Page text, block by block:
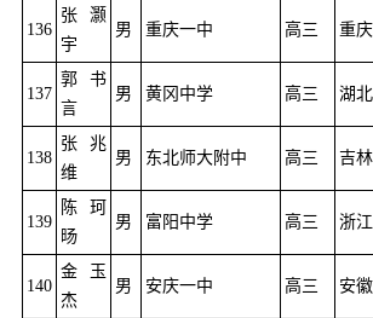
136
张灏
宇
男 重庆一中 高三 重庆
137
郭书
言
男 黄冈中学 高三 湖北
138
张兆
维
男 东北师大附中 高三 吉林
139
陈珂
旸
男 富阳中学 高三 浙江
140
金玉
杰
男 安庆一中 高三 安徽